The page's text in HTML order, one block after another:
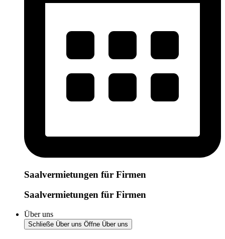
Saalvermietungen für Firmen
Saalvermietungen für Firmen
Über uns
Schließe Über uns Öffne Über uns